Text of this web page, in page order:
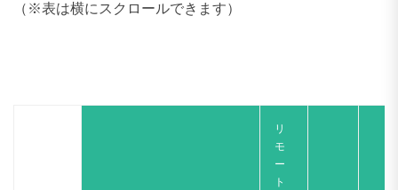
（※表は横にスクロールできます）
リ
モ
ー
ト